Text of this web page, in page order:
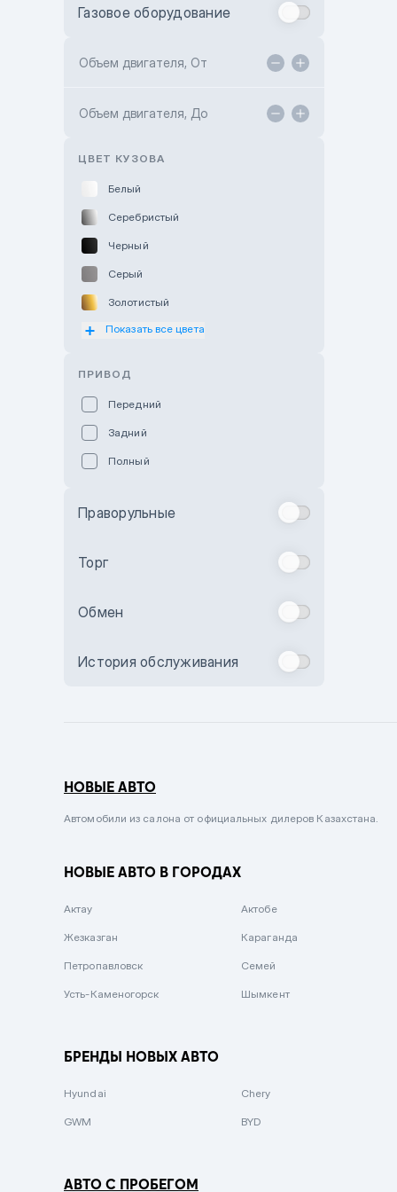
Toyota Kokshetau
Hyundai ShymCity
Газовое оборудование
Объем двигателя, От
Объем двигателя, До
ЦВЕТ КУЗОВА
Белый
Серебристый
Черный
Серый
Золотистый
Оранжевый
Бежевый
Комбинированный
Сиреневый металлик
Вишневый
Зеленый металлик
Показать все цвета
ПРИВОД
Передний
Задний
Полный
Праворульные
Торг
Обмен
История обслуживания
НОВЫЕ АВТО
Автомобили из салона от официальных дилеров Казахстана.
НОВЫЕ АВТО В ГОРОДАХ
Актау Актобе
Жезказган Караганда
Петропавловск Семей
Усть-Каменогорск Шымкент
БРЕНДЫ НОВЫХ АВТО
Hyundai Chery
GWM BYD
АВТО С ПРОБЕГОМ